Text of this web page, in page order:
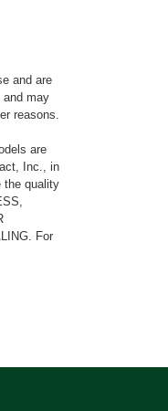
and are
and may
reasons.
are
Inc., in
the quality
For